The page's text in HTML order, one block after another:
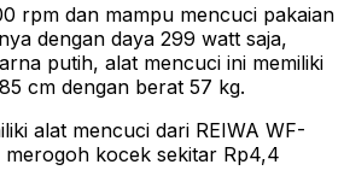
rpm dan mampu mencuci pakaian
dengan daya 299 watt saja,
putih, alat mencuci ini memiliki
cm dengan berat 57 kg.
alat mencuci dari REIWA WF-
kocek sekitar Rp4,4